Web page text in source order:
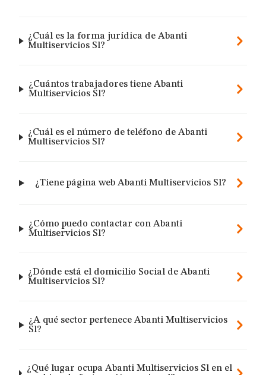
¿Cuál es la forma jurídica de Abanti
Multiservicios Sl?
¿Cuántos trabajadores tiene Abanti
Multiservicios Sl?
¿Cuál es el número de teléfono de Abanti
Multiservicios Sl?
¿Tiene página web Abanti Multiservicios Sl?
¿Cómo puedo contactar con Abanti
Multiservicios Sl?
¿Dónde está el domicilio Social de Abanti
Multiservicios Sl?
¿A qué sector pertenece Abanti Multiservicios
Sl?
¿Qué lugar ocupa Abanti Multiservicios Sl en el